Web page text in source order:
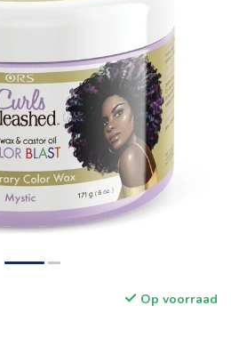
Op voorraad